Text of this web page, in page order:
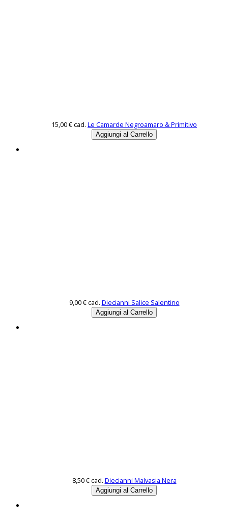
15,00 €cad. Le Camarde Negroamaro & Primitivo
9,00 €cad. Diecianni Salice Salentino
8,50 €cad. Diecianni Malvasia Nera